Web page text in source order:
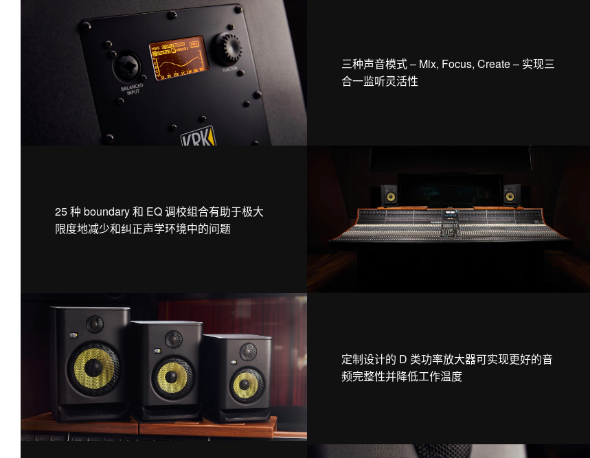
三种声音模式 – Mix, Focus, Create – 实现三
合一监听灵活性
25 种 boundary 和 EQ 调校组合有助于极大
限度地减少和纠正声学环境中的问题
定制设计的 D 类功率放大器可实现更好的音
频完整性并降低工作温度